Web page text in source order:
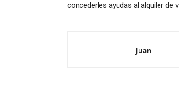
concederles ayudas al alquiler de
Juan